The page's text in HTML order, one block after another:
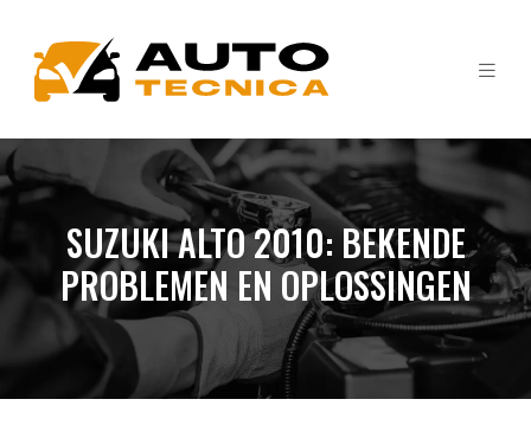
SUZUKI ALTO 2010: BEKENDE
PROBLEMEN EN OPLOSSINGEN